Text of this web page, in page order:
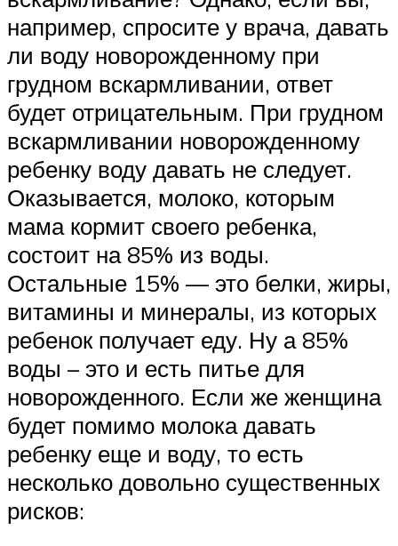
например, спросите у врача, давать
ли воду новорожденному при
грудном вскармливании, ответ
будет отрицательным. При грудном
вскармливании новорожденному
ребенку воду давать не следует.
Оказывается, молоко, которым
мама кормит своего ребенка,
состоит на 85% из воды.
Остальные 15% — это белки, жиры,
витамины и минералы, из которых
ребенок получает еду. Ну а 85%
воды – это и есть питье для
новорожденного. Если же женщина
будет помимо молока давать
ребенку еще и воду, то есть
несколько довольно существенных
рисков: